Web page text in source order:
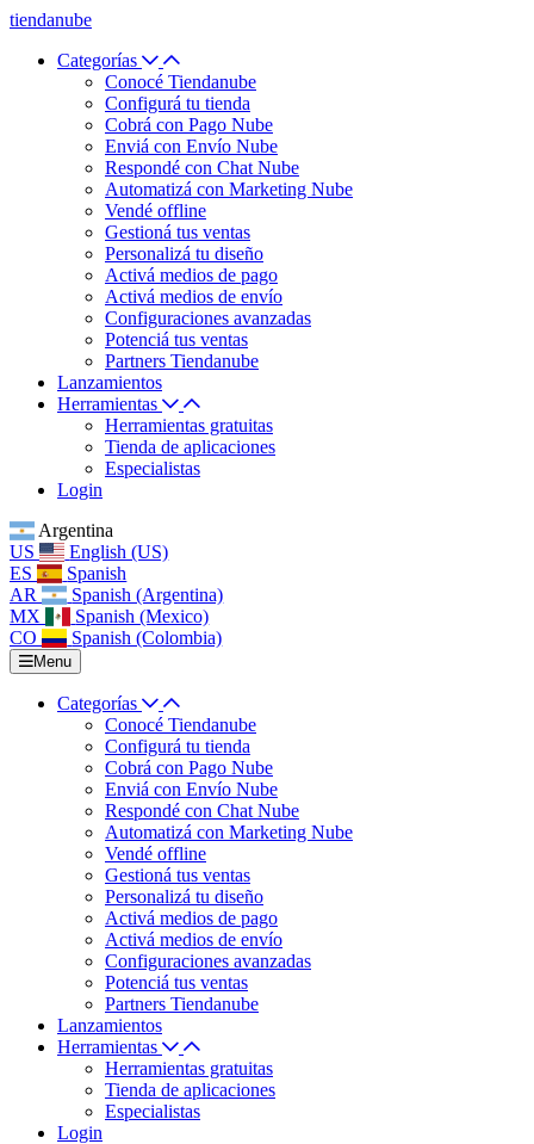
tiendanube
Categorías
Conocé Tiendanube
Configurá tu tienda
Cobrá con Pago Nube
Enviá con Envío Nube
Respondé con Chat Nube
Automatizá con Marketing Nube
Vendé offline
Gestioná tus ventas
Personalizá tu diseño
Activá medios de pago
Activá medios de envío
Configuraciones avanzadas
Potenciá tus ventas
Partners Tiendanube
Lanzamientos
Herramientas
Herramientas gratuitas
Tienda de aplicaciones
Especialistas
Login
Argentina
US
English (US)
ES
Spanish
AR
Spanish (Argentina)
MX
Spanish (Mexico)
CO
Spanish (Colombia)
Menu
Categorías
Conocé Tiendanube
Configurá tu tienda
Cobrá con Pago Nube
Enviá con Envío Nube
Respondé con Chat Nube
Automatizá con Marketing Nube
Vendé offline
Gestioná tus ventas
Personalizá tu diseño
Activá medios de pago
Activá medios de envío
Configuraciones avanzadas
Potenciá tus ventas
Partners Tiendanube
Lanzamientos
Herramientas
Herramientas gratuitas
Tienda de aplicaciones
Especialistas
Login